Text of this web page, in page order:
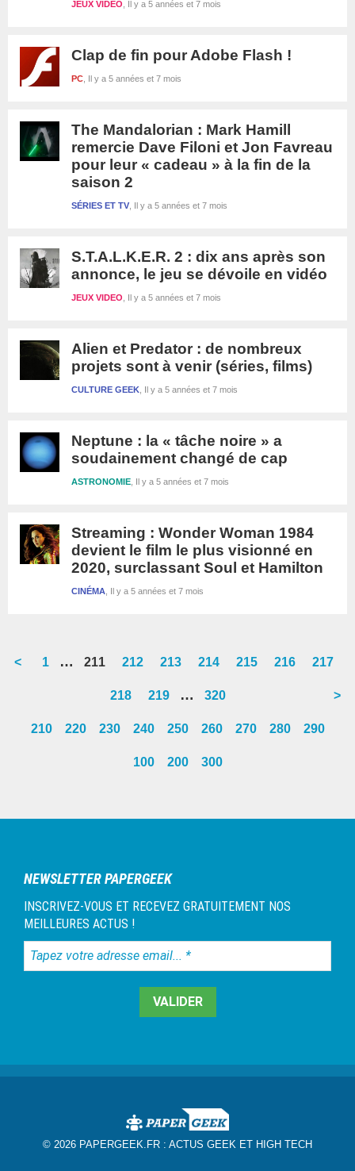
Il y a 5 années et 7 mois
JEUX VIDEO
Clap de fin pour Adobe Flash !
Il y a 5 années et 7 mois
PC
The Mandalorian : Mark Hamill
remercie Dave Filoni et Jon Favreau
pour leur « cadeau » à la fin de la
saison 2
Il y a 5 années et 7 mois
SÉRIES ET TV
S.T.A.L.K.E.R. 2 : dix ans après son
annonce, le jeu se dévoile en vidéo
Il y a 5 années et 7 mois
JEUX VIDEO
Alien et Predator : de nombreux
projets sont à venir (séries, films)
Il y a 5 années et 7 mois
CULTURE GEEK
Neptune : la « tâche noire » a
soudainement changé de cap
Il y a 5 années et 7 mois
ASTRONOMIE
Streaming : Wonder Woman 1984
devient le film le plus visionné en
2020, surclassant Soul et Hamilton
Il y a 5 années et 7 mois
CINÉMA
<
Go
1
Interim
omitted
…
Go
page
211
Go
page
212
Go
page
213
Go
page
214
Go
215
Go
216
Go
page
217
Go
page
218
Go
page
219
Interim
omitted
…
Go
page
320 >
210 220 230 240 250 260 270 280 290
100 200 300
latérale
NEWSLETTER PAPERGEEK
INSCRIVEZ-VOUS ET RECEVEZ GRATUITEMENT NOS
MEILLEURES ACTUS !
Tapez
votre
© 2026 PAPERGEEK.FR : ACTUS GEEK ET HIGH TECH